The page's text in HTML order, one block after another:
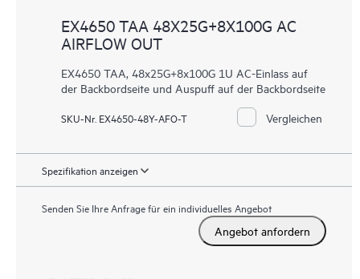
EX4650 TAA 48X25G+8X100G AC
AIRFLOW OUT
EX4650 TAA, 48x25G+8x100G 1U AC-Einlass auf
der Backbordseite und Auspuff auf der Backbordseite
SKU-Nr. EX4650-48Y-AFO-T Vergleichen
Spezifikation anzeigen
Senden Sie Ihre Anfrage für ein individuelles Angebot
Angebot anfordern